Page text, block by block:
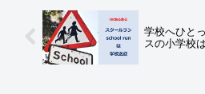
学校へひと
スの小学校